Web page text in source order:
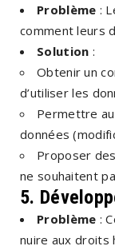
Problème :
comment leurs
Solution :
Obtenir un
d’utiliser les
Permettre
données
Proposer
ne souhaitent
5.
Problème :
nuire aux droits